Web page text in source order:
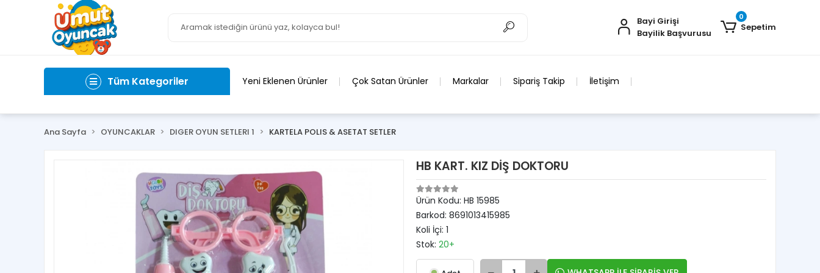
Bayi Girişi
Bayilik Başvurusu
0
Sepetim
Tüm Kategoriler Yeni Eklenen Ürünler Çok Satan Ürünler Markalar Sipariş Takip İletişim
Ana Sayfa OYUNCAKLAR DIGER OYUN SETLERI 1 KARTELA POLIS & ASETAT SETLER
HB KART. KIZ DİŞ DOKTORU
Ürün Kodu: HB 15985
Barkod: 8691013415985
Koli İçi: 1
Stok: 20+